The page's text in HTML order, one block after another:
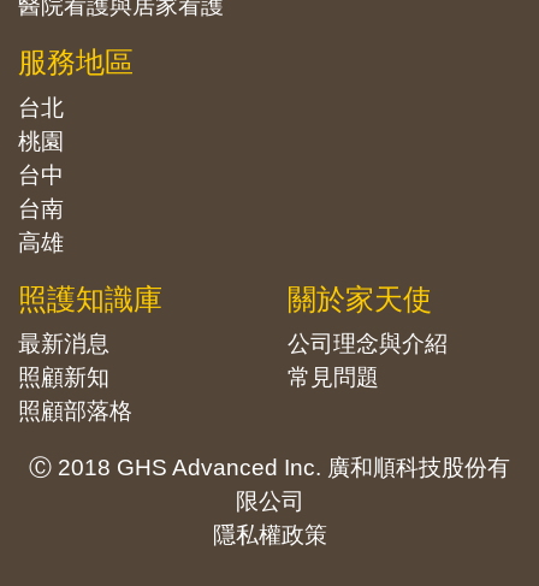
醫院看護與居家看護
服務地區
台北
桃園
台中
台南
高雄
照護知識庫
最新消息
照顧新知
照顧部落格
關於家天使
公司理念與介紹
常見問題
Ⓒ 2018 GHS Advanced Inc. 廣和順科技股份有
限公司
隱私權政策